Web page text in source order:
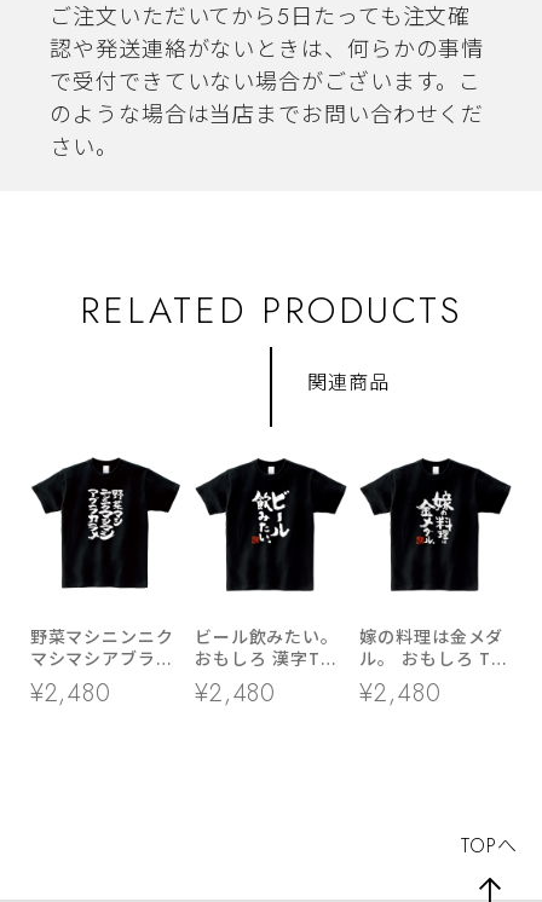
ご注文いただいてから5日たっても注文確
認や発送連絡がないときは、何らかの事情
で受付できていない場合がございます。こ
のような場合は当店までお問い合わせくだ
さい。
RELATED PRODUCTS
関連商品
野菜マシニンニク
マシマシアブラカ
ラメ おもしろ 漢
字tシャツ ka500-
¥2,480
ビール飲みたい。
おもしろ 漢字Tシ
ャツ ka400-53 酒
好き ビール好き
¥2,480
嫁の料理は金メダ
ル。 おもしろ Tシ
ャツ ka500-08 料
理自慢 おいしい
¥2,480
TOPへ